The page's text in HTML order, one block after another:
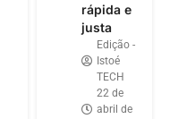
rápida e
justa
Edição -
Istoé
TECH
22 de
abril de